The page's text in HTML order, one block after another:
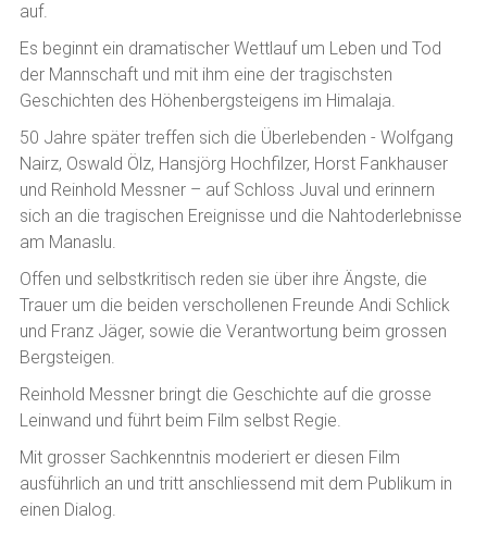
auf.
Es beginnt ein dramatischer Wettlauf um Leben und Tod
der Mannschaft und mit ihm eine der tragischsten
Geschichten des Höhenbergsteigens im Himalaja.
50 Jahre später treffen sich die Überlebenden - Wolfgang
Nairz, Oswald Ölz, Hansjörg Hochfilzer, Horst Fankhauser
und Reinhold Messner – auf Schloss Juval und erinnern
sich an die tragischen Ereignisse und die Nahtoderlebnisse
am Manaslu.
Offen und selbstkritisch reden sie über ihre Ängste, die
Trauer um die beiden verschollenen Freunde Andi Schlick
und Franz Jäger, sowie die Verantwortung beim grossen
Bergsteigen.
Reinhold Messner bringt die Geschichte auf die grosse
Leinwand und führt beim Film selbst Regie.
Mit grosser Sachkenntnis moderiert er diesen Film
ausführlich an und tritt anschliessend mit dem Publikum in
einen Dialog.